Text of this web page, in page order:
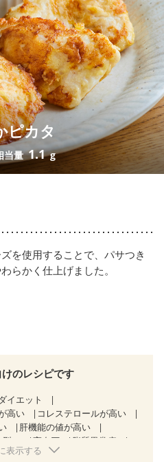
ピカタ
当量1.1 g
を使用することで、パサつき
らかく仕上げました。
のレシピです
イエット
高い
コレステロールが高い
肝機能の値が高い
） 高血圧
脂質異常症
プ
逆流性食道炎
表示する